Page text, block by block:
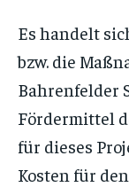
Es handelt
bzw. die
Bahrenfelder
Fördermittel
für dieses
Kosten für